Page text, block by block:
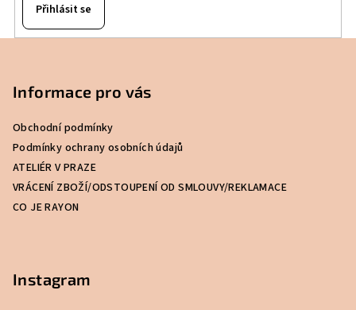
Přihlásit se
Informace pro vás
Obchodní podmínky
Podmínky ochrany osobních údajů
ATELIÉR V PRAZE
VRÁCENÍ ZBOŽÍ/ODSTOUPENÍ OD SMLOUVY/REKLAMACE
CO JE RAYON
Instagram